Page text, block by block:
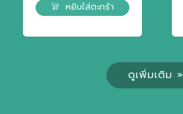
หยิบใส่ตะกร้า
ดูเพิ่มเติม »